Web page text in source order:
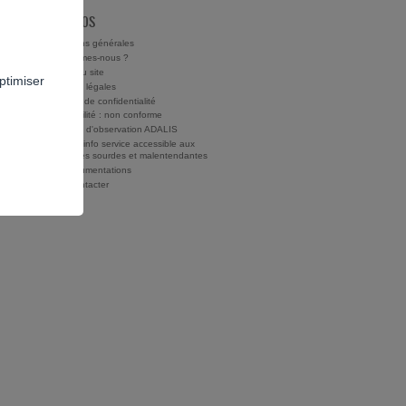
À PROPOS
Conditions générales
Qui sommes-nous ?
Charte du site
Mentions légales
Politique de confidentialité
Accessibilité : non conforme
Rapports d'observation ADALIS
Drogues info service accessible aux
personnes sourdes et malentendantes
Nos documentations
Nous contacter